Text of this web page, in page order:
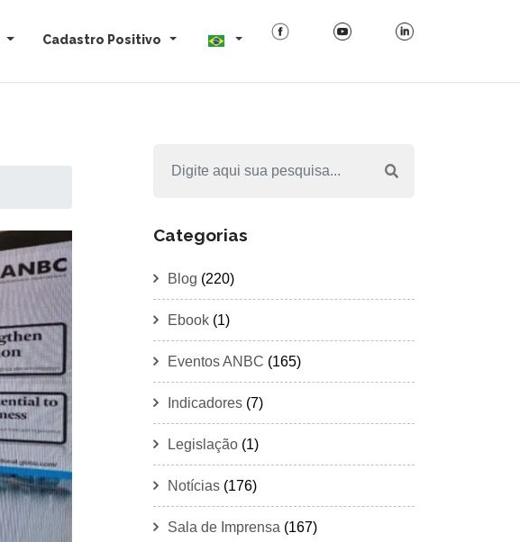
Cadastro Positivo
Categorias
Blog (220)
Ebook (1)
Eventos ANBC (165)
Indicadores (7)
Legislação (1)
Notícias (176)
Sala de Imprensa (167)